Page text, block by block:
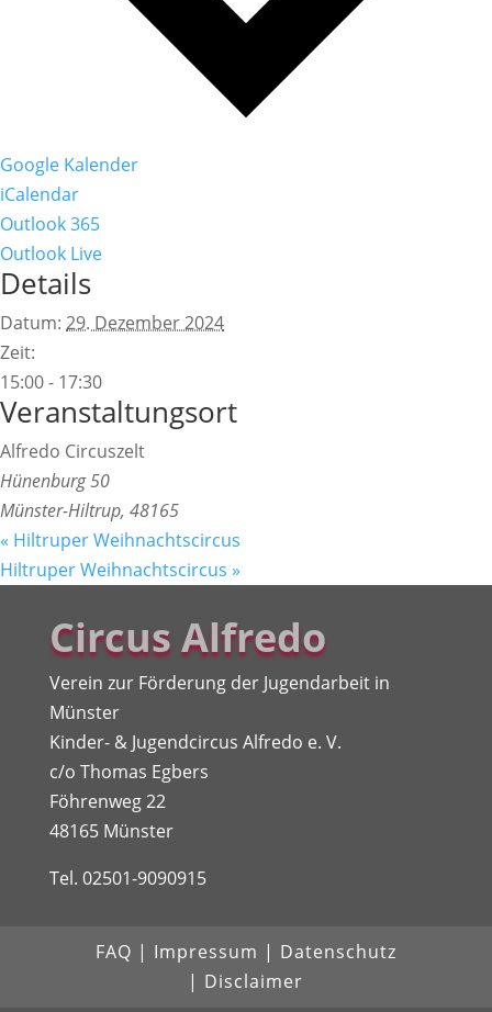
Google Kalender
iCalendar
Outlook 365
Outlook Live
Details
Datum: 29. Dezember 2024
Zeit:
15:00 - 17:30
Veranstaltungsort
Alfredo Circuszelt
Hünenburg 50
Münster-Hiltrup, 48165
« Hiltruper Weihnachtscircus
Hiltruper Weihnachtscircus »
Circus Alfredo
Verein zur Förderung der Jugendarbeit in
Münster
Kinder- & Jugendcircus Alfredo e. V.
c/o Thomas Egbers
Föhrenweg 22
48165 Münster
Tel. 02501-9090915
FAQ | Impressum | Datenschutz
| Disclaimer